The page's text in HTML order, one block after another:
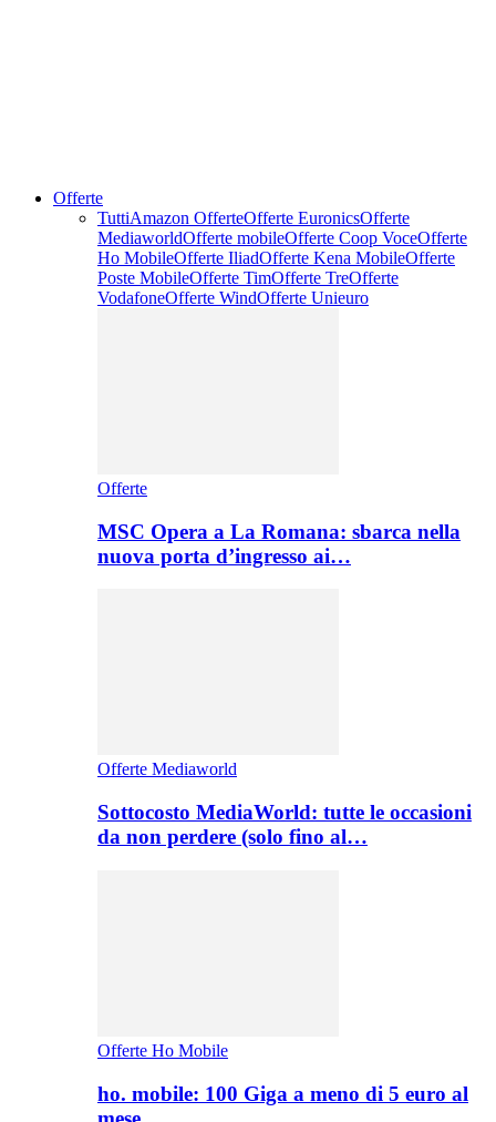
Offerte
TuttiAmazon OfferteOfferte EuronicsOfferte
MediaworldOfferte mobileOfferte Coop VoceOfferte
Ho MobileOfferte IliadOfferte Kena MobileOfferte
Poste MobileOfferte TimOfferte TreOfferte
VodafoneOfferte WindOfferte Unieuro
Offerte
MSC Opera a La Romana: sbarca nella
nuova porta d’ingresso ai…
Offerte Mediaworld
Sottocosto MediaWorld: tutte le occasioni
da non perdere (solo fino al…
Offerte Ho Mobile
ho. mobile: 100 Giga a meno di 5 euro al